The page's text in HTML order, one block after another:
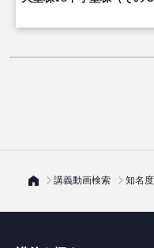
講義動画検索 知名